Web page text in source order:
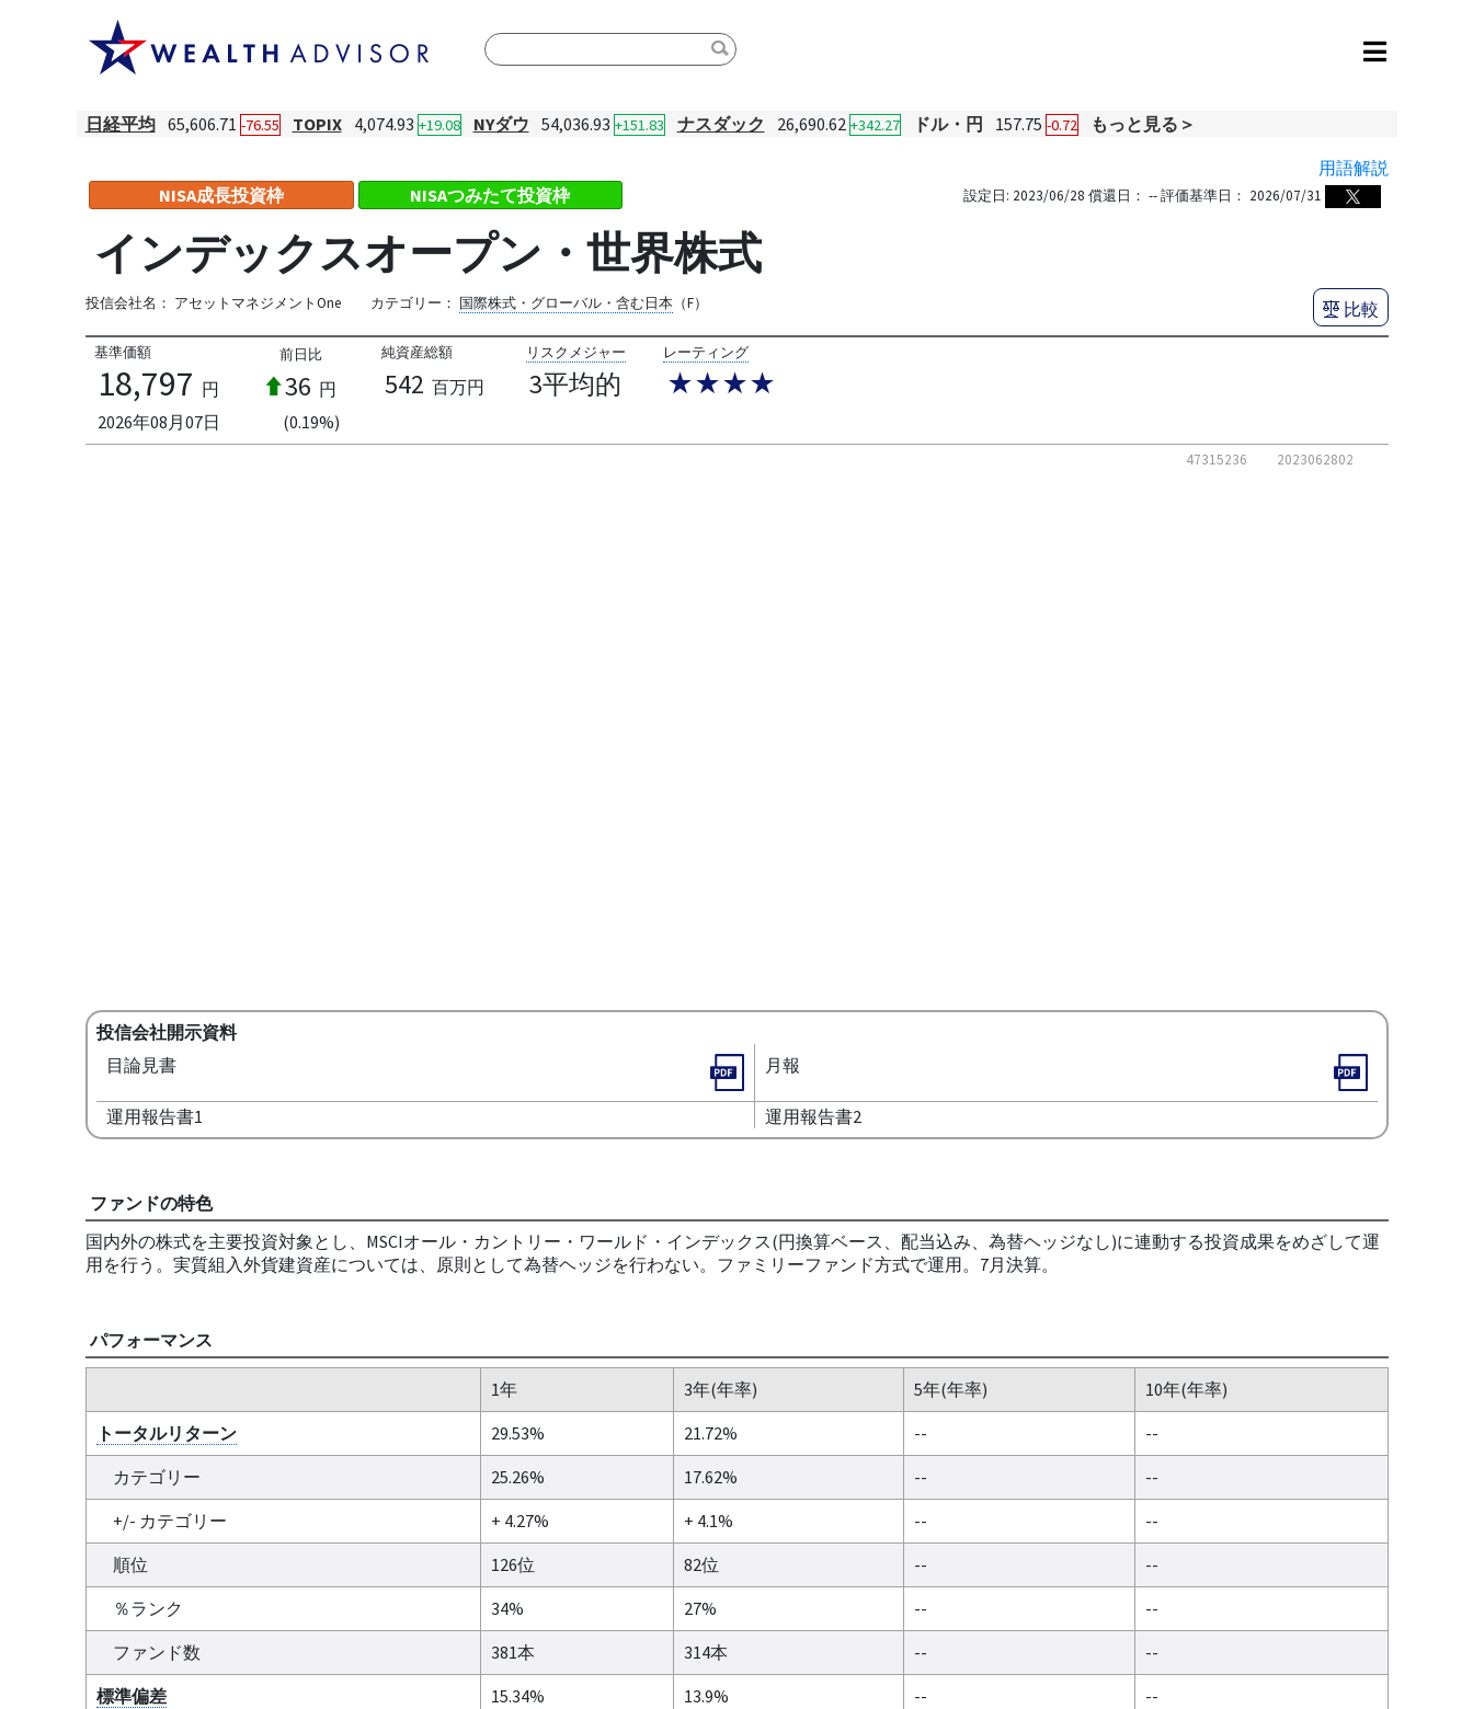
日経平均 65,606.71 -76.55 TOPIX 4,074.93 +19.08 NYダウ 54,036.93 +151.83 ナスダック 26,690.62 +342.27 ドル・円 157.75 -0.72
もっと見る＞
用語解説
NISA成長投資枠
NISAつみたて投資枠 設定日: 2023/06/28 償還日： -- 評価基準日： 2026/07/31
インデックスオープン・世界株式
投信会社名： アセットマネジメントOne カテゴリー： 国際株式・グローバル・含む日本（F） 比較
基準価額
18,797 円
2026年08月07日
前日比
36 円
(0.19%)
純資産総額
542 百万円
リスクメジャー
3平均的
レーティング
★★★★
47315236 2023062802
投信会社開示資料
目論見書
月報
運用報告書1 運用報告書2
ファンドの特色
国内外の株式を主要投資対象とし、MSCIオール・カントリー・ワールド・インデックス(円換算ベース、配当込み、為替ヘッジなし)に連動する投資成果をめざして運
用を行う。実質組入外貨建資産については、原則として為替ヘッジを行わない。ファミリーファンド方式で運用。7月決算。
パフォーマンス
1年 3年(年率) 5年(年率)
10年(年率)
トータルリターン
29.53% 21.72% --
--
カテゴリー
25.26% 17.62% --
--
+/- カテゴリー
+ 4.27% + 4.1% --
--
順位
126位 82位 --
--
％ランク
34% 27% --
--
ファンド数
381本 314本 --
--
標準偏差
15.34% 13.9% --
--